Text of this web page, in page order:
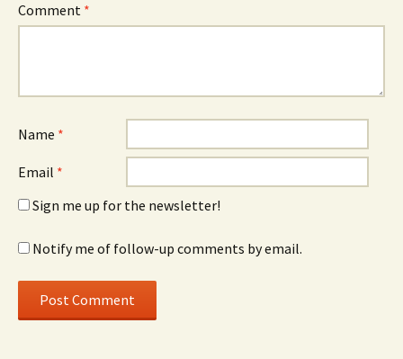
Comment *
Name *
Email *
Sign me up for the newsletter!
Notify me of follow-up comments by email.